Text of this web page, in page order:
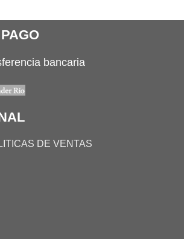
bancaria
DE VENTAS